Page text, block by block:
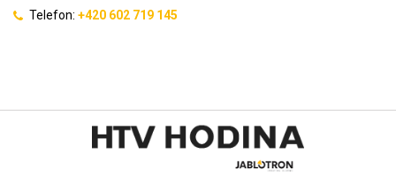
Telefon: +420 602 719 145